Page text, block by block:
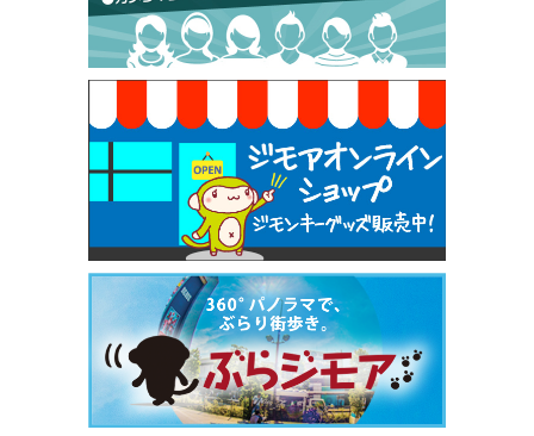
焼き餃子 一皿サービス（餃子酒場たっちゃん 西
早稲田店）
[有効期限]2026年9月30日